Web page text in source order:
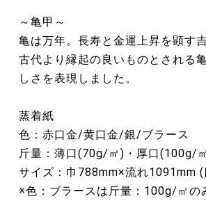
～亀甲～
亀は万年。長寿と金運上昇を顕す吉
古代より縁起の良いものとされる
しさを表現しました。
蒸着紙
色：赤口金/黄口金/銀/ブラース
斤量：薄口(70g/㎡)・厚口(100g/
サイズ：巾788mm×流れ1091mm (
※色：ブラースは斤量：100g/㎡の